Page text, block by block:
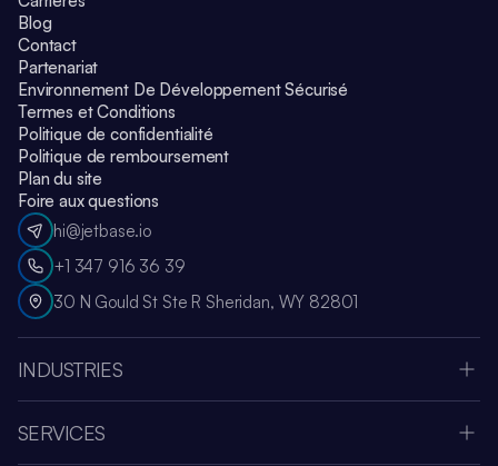
Blog
Contact
Partenariat
Environnement De Développement Sécurisé
Termes et Conditions
Politique de confidentialité
Politique de remboursement
Plan du site
Foire aux questions
hi@jetbase.io
+1 347 916 36 39
30 N Gould St Ste R Sheridan, WY 82801
INDUSTRIES
Application Sportive
Médias et Divertissement
SERVICES